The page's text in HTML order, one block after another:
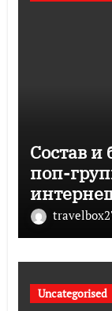
Состав и
поп-
музыка и
Uncategorised